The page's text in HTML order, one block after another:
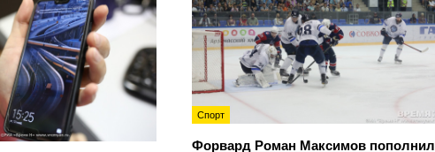
Спорт
Форвард Роман Максимов пополнил